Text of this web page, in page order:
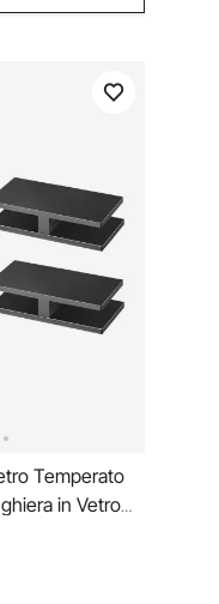
Temperato
in Vetro
per
Inossidabile
Vetro